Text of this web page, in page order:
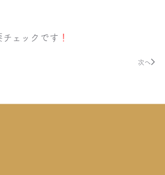
チェックです ！
次へ